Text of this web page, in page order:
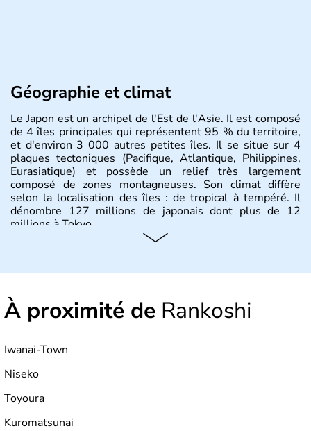
Géographie et climat
Le Japon est un archipel de l'Est de l'Asie. Il est composé
de 4 îles principales qui représentent 95 % du territoire,
et d'environ 3 000 autres petites îles. Il se situe sur 4
plaques tectoniques (Pacifique, Atlantique, Philippines,
Eurasiatique) et possède un relief très largement
composé de zones montagneuses. Son climat diffère
selon la localisation des îles : de tropical à tempéré. Il
dénombre 127 millions de japonais dont plus de 12
millions à Tokyo.
Il semblerait que le Japon ait été fondé au VIIe siècle
XVIème siècle que le pays commence à s'ouvrir aux
commerçants européens, pour ensuite renoncer à toute
développe sous la domination des Etats-Unis jusqu'en
1951, et demeure aujourd'hui le dernier empire du
monde. Deuxième puissance mondiale, il officie avec un
système de monarchie constitutionnelle.
À proximité de Rankoshi
Iwanai-Town
Niseko
Toyoura
Kuromatsunai